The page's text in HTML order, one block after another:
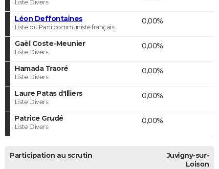
Liste Divers
Léon Deffontaines
Liste du Parti communiste français
0,00%
Gaël Coste-Meunier
Liste Divers
0,00%
Hamada Traoré
Liste Divers
0,00%
Laure Patas d'Illiers
Liste Divers
0,00%
Patrice Grudé
Liste Divers
0,00%
Participation au scrutin
Juvigny-sur-
Loison